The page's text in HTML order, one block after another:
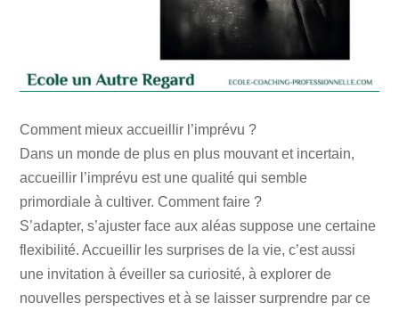
Comment mieux accueillir l’imprévu ?
Dans un monde de plus en plus mouvant et incertain,
accueillir l’imprévu est une qualité qui semble
primordiale à cultiver. Comment faire ?
S’adapter, s’ajuster face aux aléas suppose une certaine
flexibilité. Accueillir les surprises de la vie, c’est aussi
une invitation à éveiller sa curiosité, à explorer de
nouvelles perspectives et à se laisser surprendre par ce